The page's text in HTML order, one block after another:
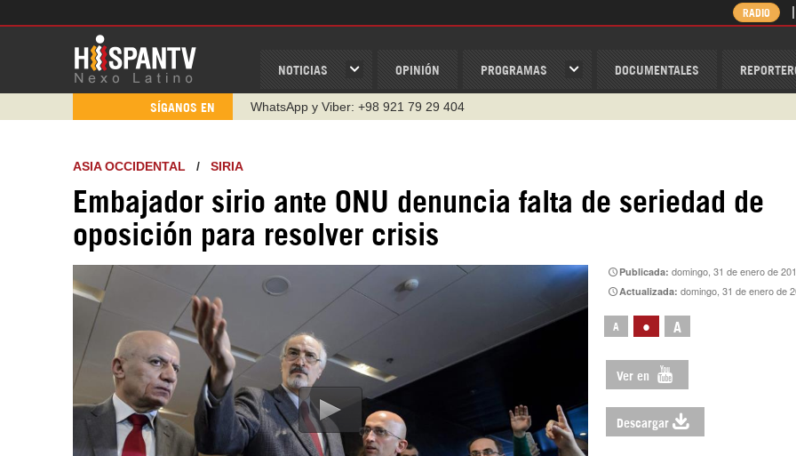
NOTICIAS OPINIÓN PROGRAMAS DOCUMENTALES
RADIO
SÍGANOS EN
Instagram como: hispan_tv
https://t.me/hispantvcanal
https://urmedium.com/c/hispantv
WhatsApp y Viber: +98 921 79 29 404
ASIA OCCIDENTAL / SIRIA
Embajador sirio ante ONU denuncia falta de seriedad de
oposición para resolver crisis
Publicada:domingo, 31 de enero de
Actualizada:domingo, 31 de enero de
A • A
Ver en
Descargar